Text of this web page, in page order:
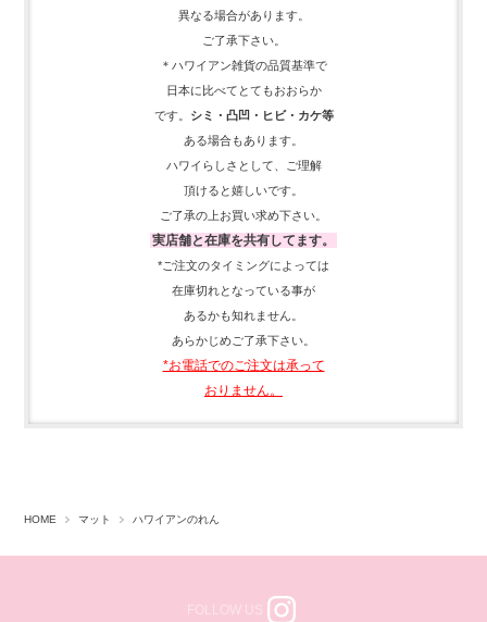
異なる場合があります。
ご了承下さい。
＊ハワイアン雑貨の品質基準で
日本に比べてとてもおおらか
です。
シミ・凸凹・ヒビ・カケ等
ある場合もあります。
ハワイらしさとして、
ご理解
頂ける と嬉しいです。
ご了承の上お買い求め下さい。
実店舗と在庫を共有してます。
*ご注文のタイミングによっては
在庫切れとなっている事が
あるかも知れません。
あらかじめご了承下さい。
*お電話でのご注文は承って
おりません。
HOME マット ハワイアンのれん
FOLLOW US